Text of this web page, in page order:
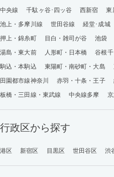
中央線
千駄ヶ谷･四ッ谷 西新宿 東
池上・多摩川線
世田谷線 経堂･成城
押上・錦糸町
目白・雑司が谷 池袋
湯島・東大前
人形町・日本橋 谷根
駒込・本駒込
東陽町・南砂町・大島
田園都市線神奈川
赤羽・十条・王子
板橋・三田線・東武線
中央線多摩
行政区から探す
港区 新宿区 目黒区 世田谷区 渋